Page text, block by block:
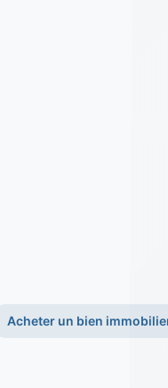
Acheter un bien